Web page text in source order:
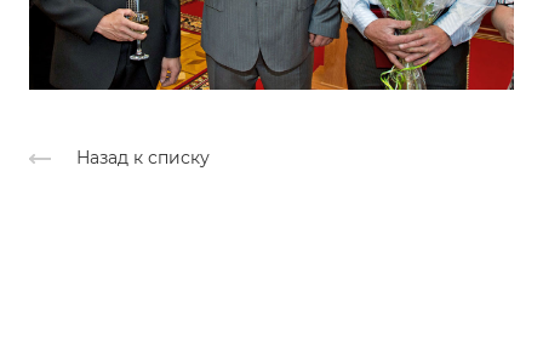
Назад к списку